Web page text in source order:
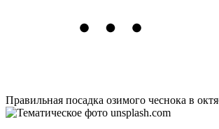
Правильная посадка озимого чеснока в